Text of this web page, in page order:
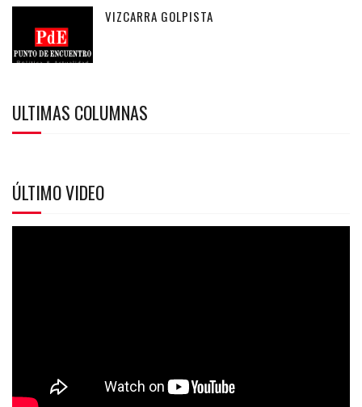
VIZCARRA GOLPISTA
ULTIMAS COLUMNAS
ÚLTIMO VIDEO